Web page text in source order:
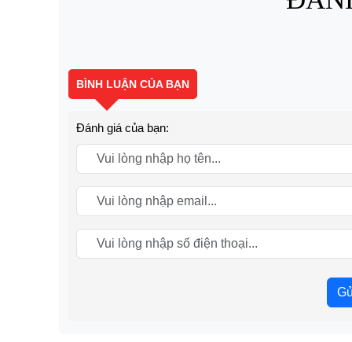
BÌNH LUẬN CỦA BẠN
Đánh giá của bạn: